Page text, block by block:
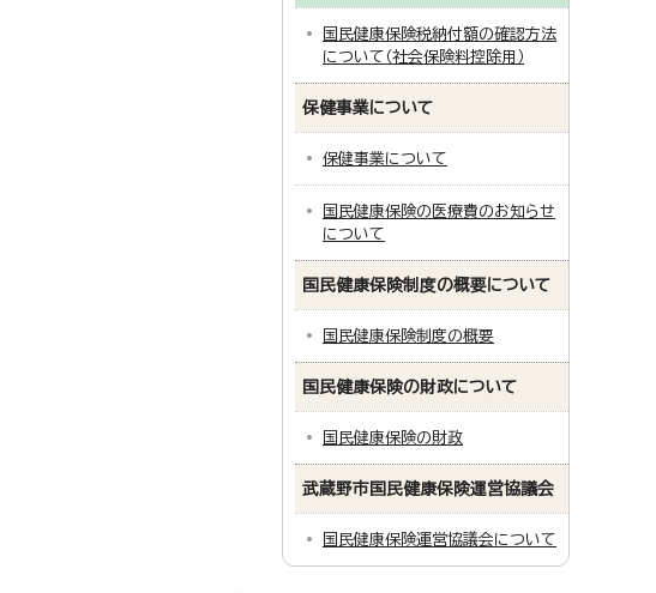
国民健康保険税納付額の確認方法
について（社会保険料控除用）
保健事業について
保健事業について
国民健康保険の医療費のお知らせ
について
国民健康保険制度の概要について
国民健康保険制度の概要
国民健康保険の財政について
国民健康保険の財政
武蔵野市国民健康保険運営協議会
国民健康保険運営協議会について